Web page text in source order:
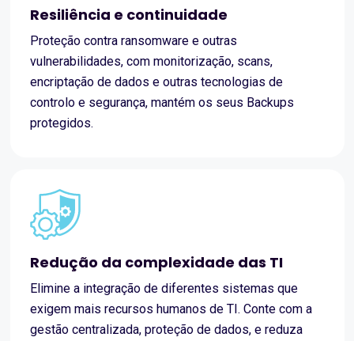
Resiliência e continuidade
Proteção contra ransomware e outras
vulnerabilidades, com monitorização, scans,
encriptação de dados e outras tecnologias de
controlo e segurança, mantém os seus Backups
protegidos.
Redução da complexidade das TI
Elimine a integração de diferentes sistemas que
exigem mais recursos humanos de TI. Conte com a
gestão centralizada, proteção de dados, e reduza